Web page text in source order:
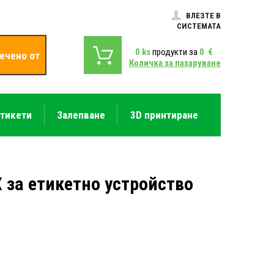
ВЛЕЗТЕ В
СИСТЕМАТА
от 0 ksпродукти за 0 €
Количка за пазаруване
Залепване 3D принтиране
етикетно устройство